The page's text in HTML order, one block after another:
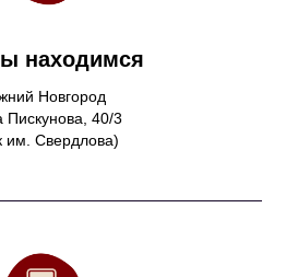
находимся
Новгород
Пискунова, 40/3
им. Свердлова)